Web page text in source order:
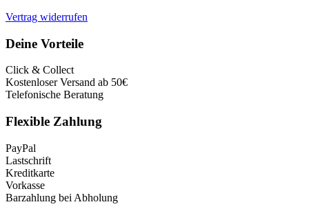
Vertrag widerrufen
Deine Vorteile
Click & Collect
Kostenloser Versand ab 50€
Telefonische Beratung
Flexible Zahlung
PayPal
Lastschrift
Kreditkarte
Vorkasse
Barzahlung bei Abholung